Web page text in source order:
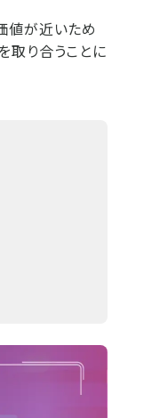
値が近いため
取り合うことに